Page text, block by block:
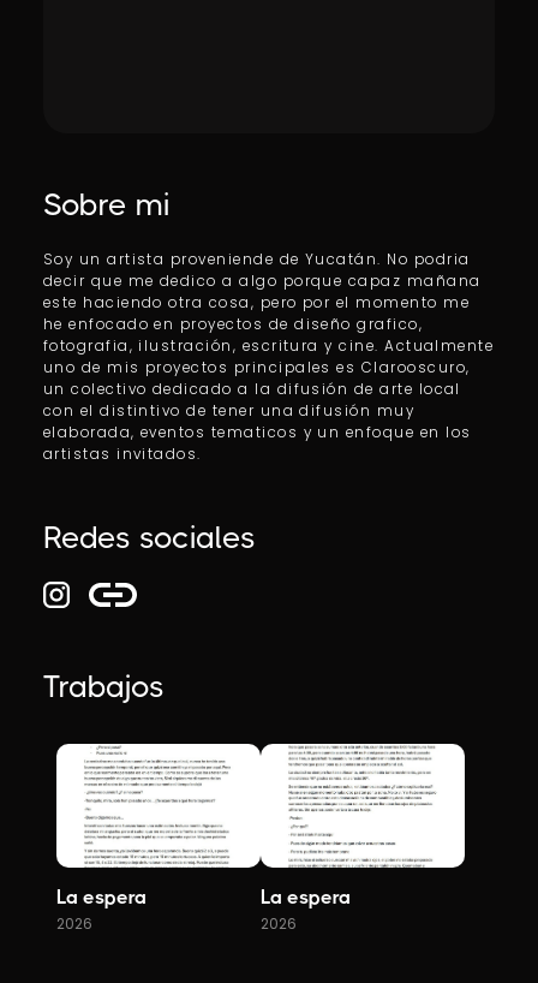
Sobre mi
Soy un artista proveniende de Yucatán. No podria
decir que me dedico a algo porque capaz mañana
este haciendo otra cosa, pero por el momento me
he enfocado en proyectos de diseño grafico,
fotografia, ilustración, escritura y cine. Actualmente
uno de mis proyectos principales es Clarooscuro,
un colectivo dedicado a la difusión de arte local
con el distintivo de tener una difusión muy
elaborada, eventos tematicos y un enfoque en los
artistas invitados.
Redes sociales
Trabajos
La espera
2026
La espera
2026